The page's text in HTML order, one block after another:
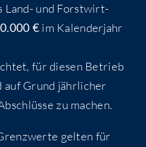
Land- und Forst­wirt­
€im Kalen­der­jahr
für die­sen Betrieb
auf Grund jähr­li­cher
zu machen.
gel­ten für